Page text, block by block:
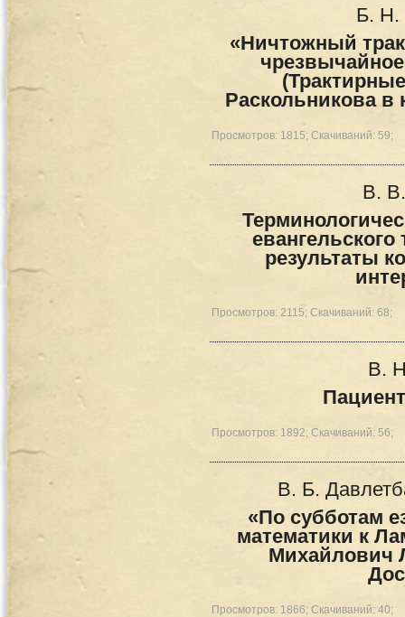
Б. Н.
«Ничтожный
Раскольникова в
Просмотров: 1815; Скачиваний: 59;
В.
евангельского
результаты
Просмотров: 2115; Скачиваний: 68;
В.
Просмотров: 1892; Скачиваний: 56;
В. Б.
«По субботам
математики к
Михайлович
Просмотров: 1866; Скачиваний: 40;